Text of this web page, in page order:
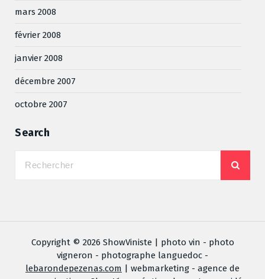
mars 2008
février 2008
janvier 2008
décembre 2007
octobre 2007
Search
Copyright © 2026 ShowViniste | photo vin - photo
vigneron - photographe languedoc -
lebarondepezenas.com | webmarketing - agence de